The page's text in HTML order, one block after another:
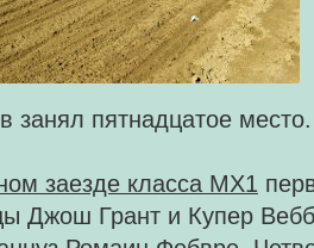
занял пятнадцатое место.
заезде класса MX1
Джош Грант и Купер